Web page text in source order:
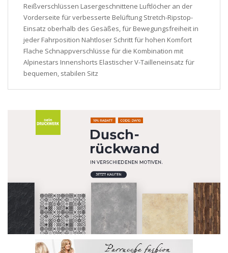
Reißverschlüssen Lasergeschnittene Luftlöcher an der
Vorderseite für verbesserte Belüftung Stretch-Ripstop-
Einsatz oberhalb des Gesäßes, für Bewegungsfreiheit in
jeder Fahrposition Nahtloser Schritt für hohen Komfort
Flache Schnappverschlüsse für die Kombination mit
Alpinestars Innenshorts Elastischer V-Tailleneinsatz für
bequemen, stabilen Sitz